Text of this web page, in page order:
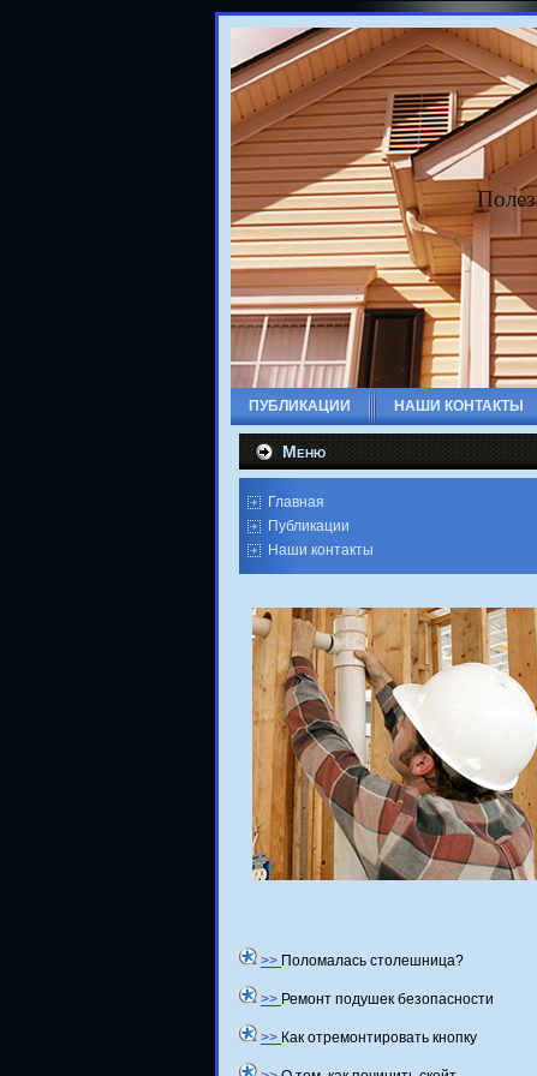
ПУБЛИКАЦИИ НАШИ КОНТАКТЫ
Меню
Главная
Публикации
Наши контакты
>> Поломалась столешница?
>> Ремонт подушек безопасности
>> Как отремонтировать кнопку